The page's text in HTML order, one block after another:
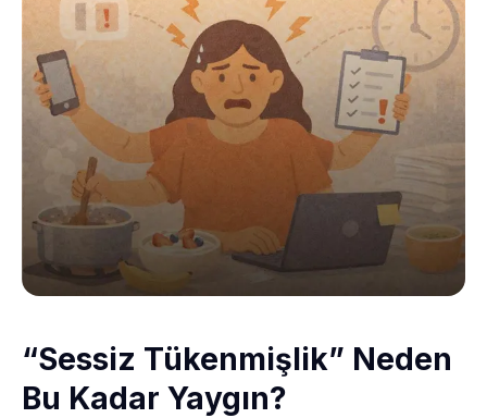
“Sessiz Tükenmişlik” Neden
Bu Kadar Yaygın?